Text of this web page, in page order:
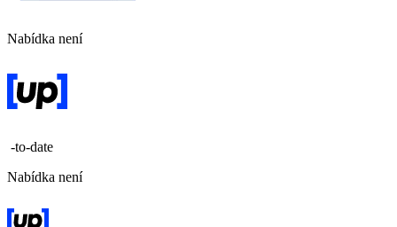
Nabídka není
-to-date
Nabídka není